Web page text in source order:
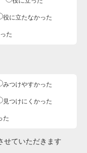
役に立たなかった
た
みつけやすかった
見つけにくかった
た
せていただきます